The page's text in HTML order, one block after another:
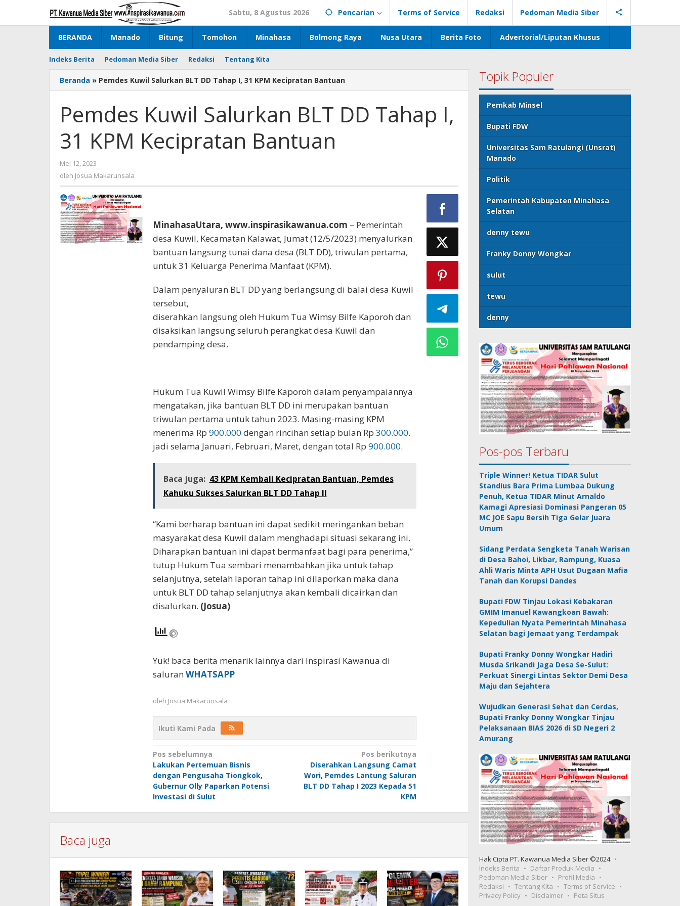
konten
Sabtu, 8 Agustus 2026 Pencarian Terms of Service Redaksi Pedoman Media Siber
BERANDA Manado Bitung Tomohon Minahasa Bolmong Raya Nusa Utara Berita Foto Advertorial/Liputan Khusus
Indeks Berita Pedoman Media Siber Redaksi Tentang Kita
Beranda » Pemdes Kuwil Salurkan BLT DD Tahap I, 31 KPM Kecipratan Bantuan
Pemdes Kuwil Salurkan BLT DD Tahap I,
31 KPM Kecipratan Bantuan
Mei 12, 2023
Josua
oleh Josua Makarunsala
MinahasaUtara, www.inspirasikawanua.com – Pemerintah
desa Kuwil, Kecamatan Kalawat, Jumat (12/5/2023) menyalurkan
bantuan langsung tunai dana desa (BLT DD), triwulan pertama,
untuk 31 Keluarga Penerima Manfaat (KPM).
Dalam penyaluran BLT DD yang berlangsung di balai desa Kuwil
tersebut,
diserahkan langsung oleh Hukum Tua Wimsy Bilfe Kaporoh dan
disaksikan langsung seluruh perangkat desa Kuwil dan
pendamping desa.
Hukum Tua Kuwil Wimsy Bilfe Kaporoh dalam penyampaiannya
mengatakan, jika bantuan BLT DD ini merupakan bantuan
triwulan pertama untuk tahun 2023. Masing-masing KPM
menerima Rp 900.000 dengan rincihan setiap bulan Rp 300.000.
jadi selama Januari, Februari, Maret, dengan total Rp 900.000.
Baca juga: 43 KPM Kembali Kecipratan Bantuan, Pemdes
Kahuku Sukses Salurkan BLT DD Tahap ll
“Kami berharap bantuan ini dapat sedikit meringankan beban
masyarakat desa Kuwil dalam menghadapi situasi sekarang ini.
Diharapkan bantuan ini dapat bermanfaat bagi para penerima,”
tutup Hukum Tua sembari menambahkan jika untuk tahap
selanjutnya, setelah laporan tahap ini dilaporkan maka dana
untuk BLT DD tahap selanjutnya akan kembali dicairkan dan
disalurkan. (Josua)
Yuk! baca berita menarik lainnya dari Inspirasi Kawanua di
saluran WHATSAPP
oleh Josua Makarunsala
Ikuti Kami Pada
Navigasi
pos
Pos sebelumnya
Lakukan Pertemuan Bisnis
dengan Pengusaha Tiongkok,
Gubernur Olly Paparkan Potensi
Investasi di Sulut
Pos berikutnya
Diserahkan Langsung Camat
Wori, Pemdes Lantung Saluran
BLT DD Tahap I 2023 Kepada 51
KPM
Baca juga
Topik Populer
Pemkab Minsel
Bupati FDW
Universitas Sam Ratulangi (Unsrat)
Manado
Politik
Pemerintah Kabupaten Minahasa
Selatan
denny tewu
Franky Donny Wongkar
sulut
tewu
denny
Pos-pos Terbaru
Triple Winner! Ketua TIDAR Sulut
Standius Bara Prima Lumbaa Dukung
Penuh, Ketua TIDAR Minut Arnaldo
Kamagi Apresiasi Dominasi Pangeran 05
MC JOE Sapu Bersih Tiga Gelar Juara
Umum
Sidang Perdata Sengketa Tanah Warisan
di Desa Bahoi, Likbar, Rampung, Kuasa
Ahli Waris Minta APH Usut Dugaan Mafia
Tanah dan Korupsi Dandes
Bupati FDW Tinjau Lokasi Kebakaran
GMIM Imanuel Kawangkoan Bawah:
Kepedulian Nyata Pemerintah Minahasa
Selatan bagi Jemaat yang Terdampak
Bupati Franky Donny Wongkar Hadiri
Musda Srikandi Jaga Desa Se-Sulut:
Perkuat Sinergi Lintas Sektor Demi Desa
Maju dan Sejahtera
Wujudkan Generasi Sehat dan Cerdas,
Bupati Franky Donny Wongkar Tinjau
Pelaksanaan BIAS 2026 di SD Negeri 2
Amurang
Hak Cipta PT. Kawanua Media Siber ©2024
Indeks Berita
Daftar Produk Media
Pedoman Media Siber
Profil Media
Redaksi
Tentang Kita
Terms of Service
Privacy Policy
Disclaimer Peta Situs